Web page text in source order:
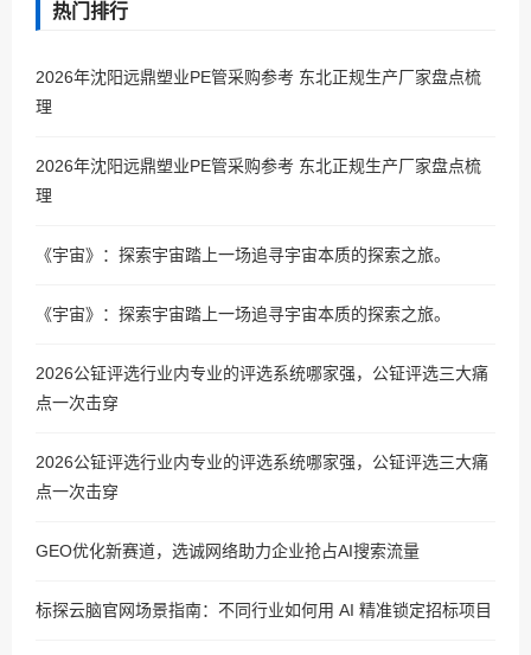
热门排行
2026年沈阳远鼎塑业PE管采购参考 东北正规生产厂家盘点梳
理
2026年沈阳远鼎塑业PE管采购参考 东北正规生产厂家盘点梳
理
《宇宙》：探索宇宙踏上一场追寻宇宙本质的探索之旅。
《宇宙》：探索宇宙踏上一场追寻宇宙本质的探索之旅。
2026公钲评选行业内专业的评选系统哪家强，公钲评选三大痛
点一次击穿
2026公钲评选行业内专业的评选系统哪家强，公钲评选三大痛
点一次击穿
GEO优化新赛道，选诚网络助力企业抢占AI搜索流量
标探云脑官网场景指南：不同行业如何用 AI 精准锁定招标项目